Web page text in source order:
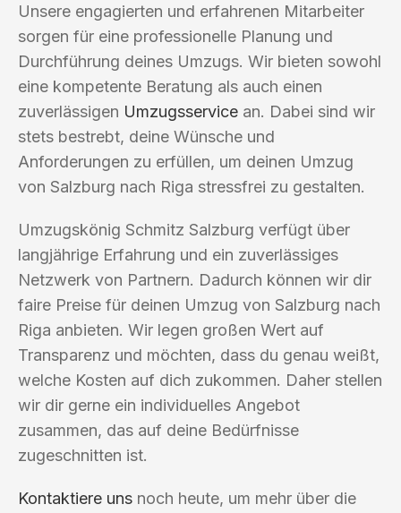
Unsere engagierten und erfahrenen Mitarbeiter
sorgen für eine professionelle Planung und
Durchführung deines Umzugs. Wir bieten sowohl
eine kompetente Beratung als auch einen
zuverlässigen Umzugsservice an. Dabei sind wir
stets bestrebt, deine Wünsche und
Anforderungen zu erfüllen, um deinen Umzug
von Salzburg nach Riga stressfrei zu gestalten.
Umzugskönig Schmitz Salzburg verfügt über
langjährige Erfahrung und ein zuverlässiges
Netzwerk von Partnern. Dadurch können wir dir
faire Preise für deinen Umzug von Salzburg nach
Riga anbieten. Wir legen großen Wert auf
Transparenz und möchten, dass du genau weißt,
welche Kosten auf dich zukommen. Daher stellen
wir dir gerne ein individuelles Angebot
zusammen, das auf deine Bedürfnisse
zugeschnitten ist.
Kontaktiere uns noch heute, um mehr über die